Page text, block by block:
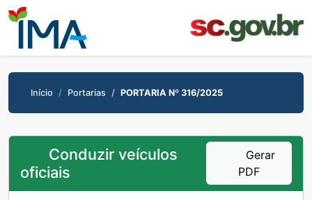
Início Portarias PORTARIA Nº 316/2025
Conduzir veículos
oficiais
Gerar
PDF